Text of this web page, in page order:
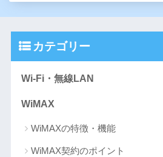
カテゴリー
Wi-Fi・無線LAN
WiMAX
WiMAXの特徴・機能
WiMAX契約のポイント